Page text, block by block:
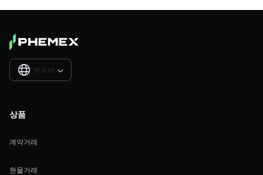
한국어 
상품
계약거래
현물거래